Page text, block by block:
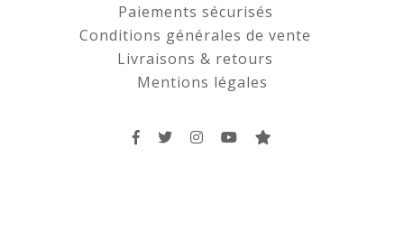
Paiements sécurisés
Conditions générales de vente
Livraisons & retours
Mentions légales